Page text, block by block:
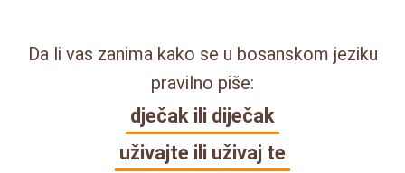
Da li vas zanima kako se u bosanskom jeziku
pravilno piše:
dječak ili diječak
uživajte ili uživaj te